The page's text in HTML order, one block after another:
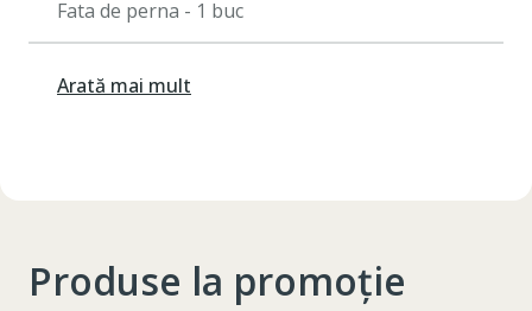
Fata de perna - 1 buc
Arată mai mult
Produse la promoție